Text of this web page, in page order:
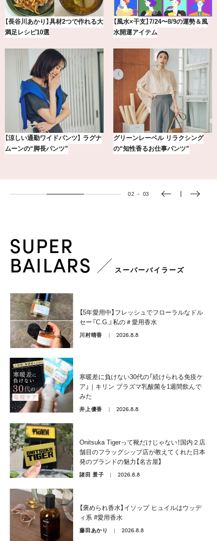
【2026年8月】鏡リュウジの12星座
別占い
【BAILA×OMO】ウオズミアミ描き
下ろし！金沢の旅リスト
【銀座かねまつ】おしゃれ＆快適な
黒スニーカー4選
冷凍宅配食【nosh-ナッシュ】で叶
える、がんばる私の「がん…
03 － 03
SUPER
BAILARS スーパーバイラーズ
【5年愛用中】フレッシュでフローラルなドル
セー『C.G.』私の＃愛用香水
川村晴香 2026.8.8
寒暖差に負けない30代の「続けられる免疫ケ
ア」｜キリン プラズマ乳酸菌を1週間飲んで
みた
井上優香 2026.8.8
Onitsuka Tigerって靴だけじゃない！国内２店
舗目のフラッグシップ店が教えてくれた日本
発のブランドの魅力【名古屋】
諸田 景子 2026.8.8
【褒められ香水】イソップ ヒュイルはウッデ
ィ系 #愛用香水
藤田あかり 2026.8.8